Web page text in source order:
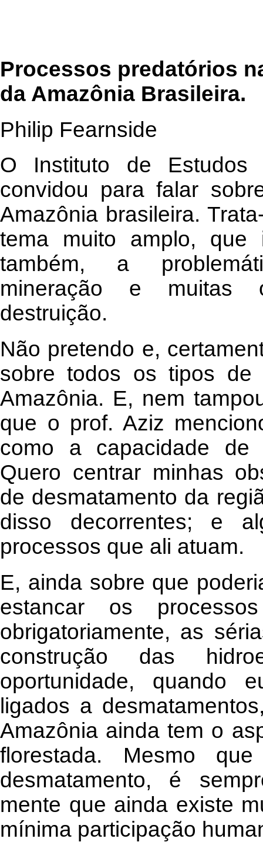
Processos predatórios
da Amazônia Brasileira.
Philip Fearnside
O Instituto de Estudos
convidou para falar
Amazônia brasileira.
tema muito amplo, que
também, a
mineração e muitas
destruição.
Não pretendo e,
sobre todos os tipos de
Amazônia. E, nem
que o prof. Aziz
como a capacidade
Quero centrar minhas
de desmatamento da
disso decorrentes; e
processos que ali atuam.
E, ainda sobre que
estancar os
obrigatoriamente, as
construção das
oportunidade, quando
ligados a
Amazônia ainda tem o
florestada. Mesmo
desmatamento, é
mente que ainda existe
mínima participação